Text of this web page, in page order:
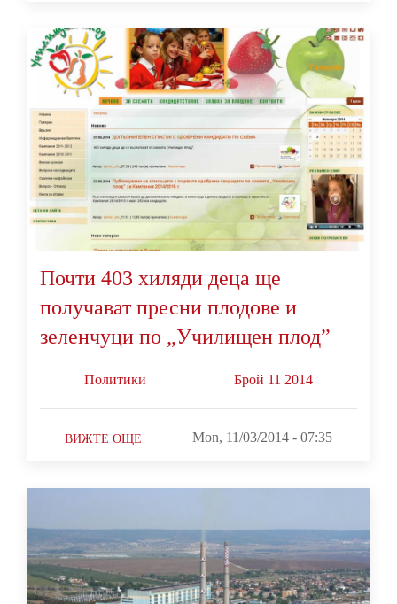
Почти 403 хиляди деца ще
получават пресни плодове и
зеленчуци по „Училищен плод”
Политики Брой 11 2014
ВИЖТЕ ОЩЕ Mon, 11/03/2014 - 07:35